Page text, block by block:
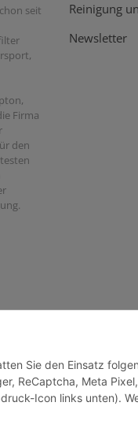
Sie den Einsatz
ReCaptcha, Meta
Icon links unten).
seit
Firma
den
Reinigung
Newsletter